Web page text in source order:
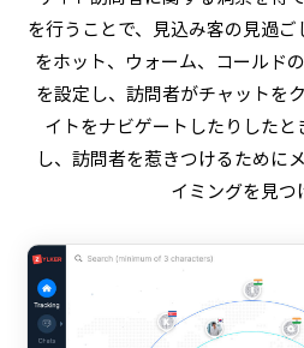
を行うことで、見込み客の見過
をホット、ウォーム、コールド
を設定し、訪問者がチャットを
イトをナビゲートしたりした
し、訪問者を惹きつけるために
イミングを見つ